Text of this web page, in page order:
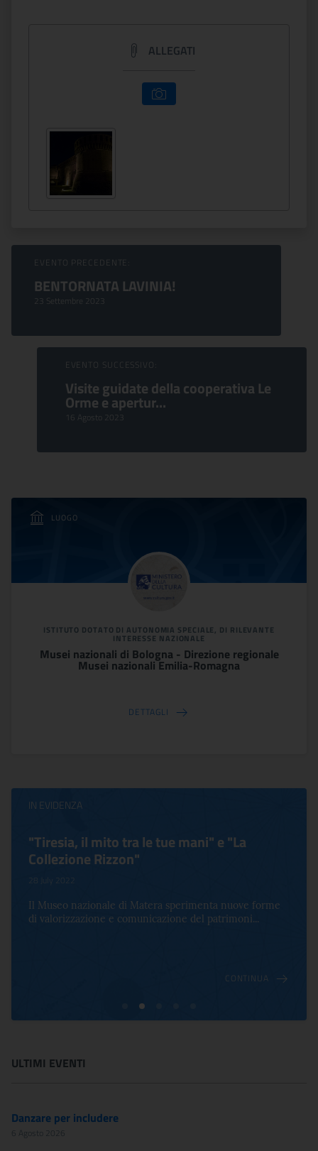
ALLEGATI
Sfoglia Eventi
EVENTO PRECEDENTE:
BENTORNATA LAVINIA!
23 Settembre 2023
EVENTO SUCCESSIVO:
Visite guidate della cooperativa Le
Orme e apertur...
16 Agosto 2023
LUOGO
ISTITUTO DOTATO DI AUTONOMIA SPECIALE, DI RILEVANTE
INTERESSE NAZIONALE
Musei nazionali di Bologna - Direzione regionale
Musei nazionali Emilia-Romagna
DETTAGLI
IN EVIDENZA
"Tiresia, il mito tra le tue mani" e "La
Collezione Rizzon"
28 July 2022
Il Museo nazionale di Matera sperimenta nuove forme
di valorizzazione e comunicazione del patrimoni...
CONTINUA
ULTIMI EVENTI
Danzare per includere
6 Agosto 2026